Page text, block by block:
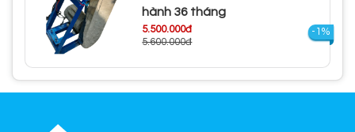
hành 36 tháng
5.500.000đ
5.600.000đ
-1%